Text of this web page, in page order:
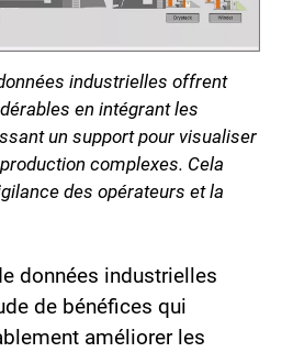
industrielles offrent
en intégrant les
un support pour visualiser
complexes. Cela
des opérateurs et la
données industrielles
de bénéfices qui
améliorer les